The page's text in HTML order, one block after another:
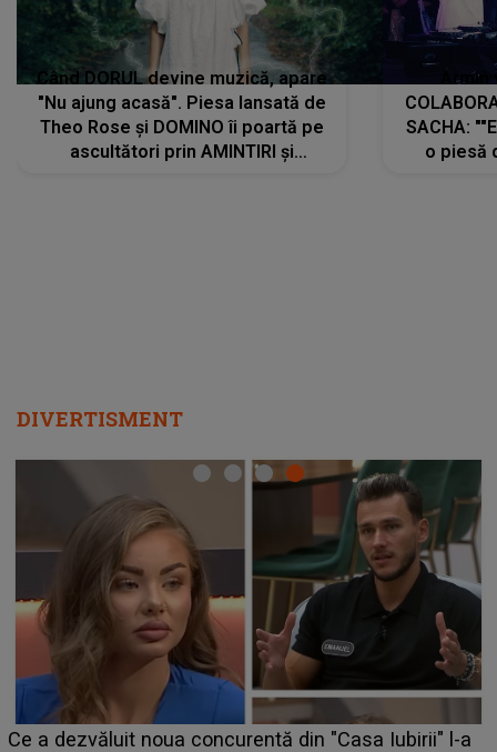
Când DORUL devine muzică, apare
"Nu ajung acasă". Piesa lansată de
Theo Rose și DOMINO îi poartă pe
ascultători prin AMINTIRI și
SACHA:
o piesă
DIVERTISMENT
Ce a dezvăluit noua concurentă din "Casa Iubirii" l-a